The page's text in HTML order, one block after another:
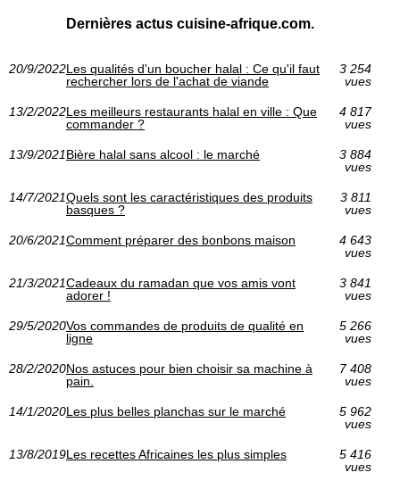
Dernières actus cuisine-afrique.com.
20/9/2022Les qualités d'un boucher halal : Ce qu'il faut
rechercher lors de l'achat de viande
3 254
vues
13/2/2022Les meilleurs restaurants halal en ville : Que
commander ?
4 817
vues
13/9/2021Bière halal sans alcool : le marché
3 884
vues
14/7/2021Quels sont les caractéristiques des produits
basques ?
3 811
vues
20/6/2021Comment préparer des bonbons maison
4 643
vues
21/3/2021Cadeaux du ramadan que vos amis vont
adorer !
3 841
vues
29/5/2020Vos commandes de produits de qualité en
ligne
5 266
vues
28/2/2020Nos astuces pour bien choisir sa machine à
pain.
7 408
vues
14/1/2020Les plus belles planchas sur le marché
5 962
vues
13/8/2019Les recettes Africaines les plus simples
5 416
vues